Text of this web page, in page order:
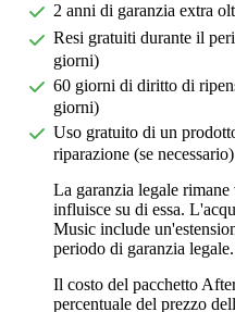
2 anni di garanzia extra
Resi gratuiti durante il
giorni)
60 giorni di diritto di
giorni)
Uso gratuito di un
riparazione (se necessario)
La garanzia legale
influisce su di essa.
Music include
periodo di garanzia legale.
Il costo del pacchetto
percentuale del prezzo